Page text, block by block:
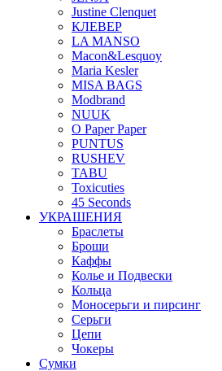
Justine Clenquet
КЛЕВЕР
LA MANSO
Macon&Lesquoy
Maria Kesler
MISA BAGS
Modbrand
NUUK
O Paper Paper
PUNTUS
RUSHEV
TABU
Toxicuties
45 Seconds
УКРАШЕНИЯ
Браслеты
Броши
Каффы
Колье и Подвески
Кольца
Моносерьги и пирсинг
Серьги
Цепи
Чокеры
Сумки